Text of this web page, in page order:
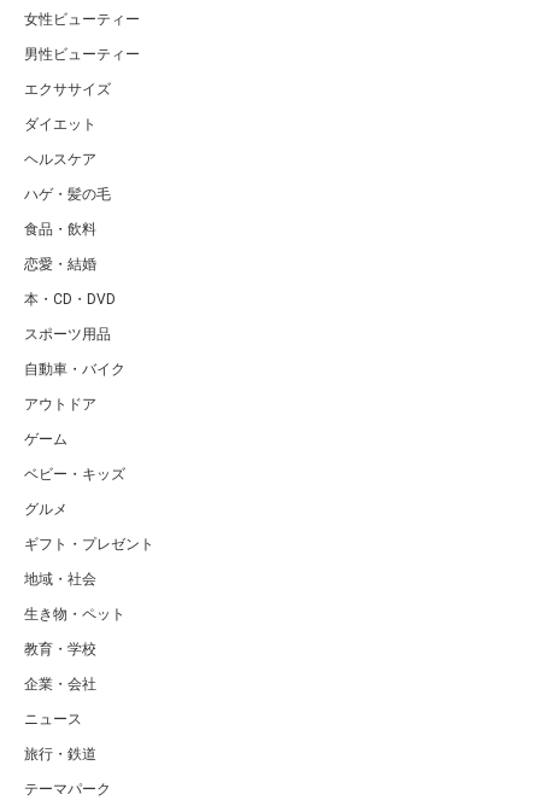
女性ビューティー
男性ビューティー
エクササイズ
ダイエット
ヘルスケア
ハゲ・髪の毛
食品・飲料
恋愛・結婚
本・CD・DVD
スポーツ用品
自動車・バイク
アウトドア
ゲーム
ベビー・キッズ
グルメ
ギフト・プレゼント
地域・社会
生き物・ペット
教育・学校
企業・会社
ニュース
旅行・鉄道
テーマパーク